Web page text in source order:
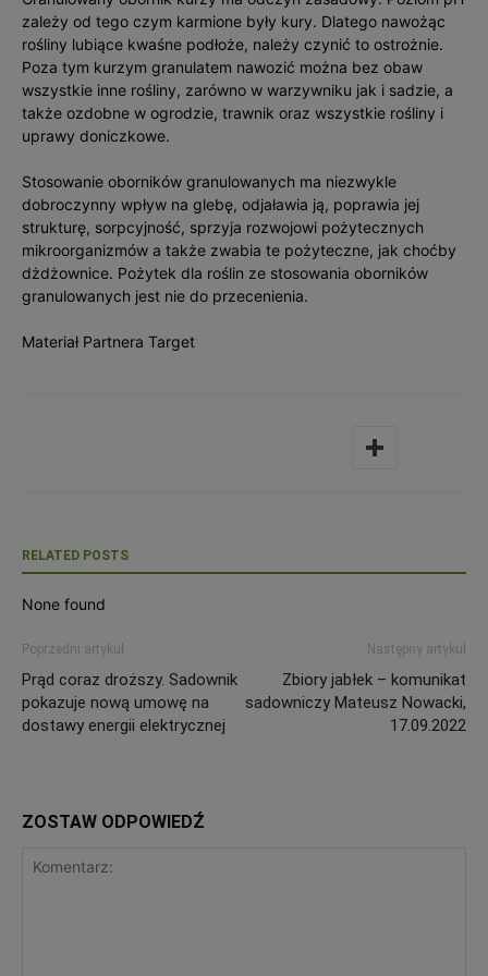
zależy od tego czym karmione były kury. Dlatego nawożąc
rośliny lubiące kwaśne podłoże, należy czynić to ostrożnie.
Poza tym kurzym granulatem nawozić można bez obaw
wszystkie inne rośliny, zarówno w warzywniku jak i sadzie, a
także ozdobne w ogrodzie, trawnik oraz wszystkie rośliny i
uprawy doniczkowe.
Stosowanie oborników granulowanych ma niezwykle
dobroczynny wpływ na glebę, odjaławia ją, poprawia jej
strukturę, sorpcyjność, sprzyja rozwojowi pożytecznych
mikroorganizmów a także zwabia te pożyteczne, jak choćby
dżdżownice. Pożytek dla roślin ze stosowania oborników
granulowanych jest nie do przecenienia.
Materiał Partnera Target
RELATED POSTS
None found
Poprzedni artykuł
Prąd coraz droższy. Sadownik
pokazuje nową umowę na
dostawy energii elektrycznej
Następny artykuł
Zbiory jabłek – komunikat
sadowniczy Mateusz Nowacki,
17.09.2022
ZOSTAW ODPOWIEDŹ